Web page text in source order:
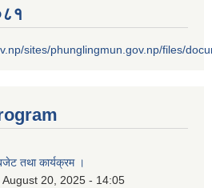
sites/phunglingmun.gov.np/files/
तथा कार्यक्रम ।
August 20, 2025 - 14:05